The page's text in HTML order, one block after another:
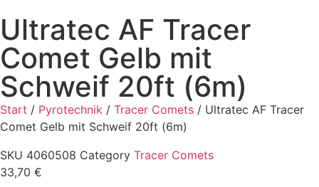
Ultratec AF Tracer
Comet Gelb mit
Schweif 20ft (6m)
Start / Pyrotechnik / Tracer Comets / Ultratec AF Tracer
Comet Gelb mit Schweif 20ft (6m)
SKU 4060508 Category Tracer Comets
33,70 €